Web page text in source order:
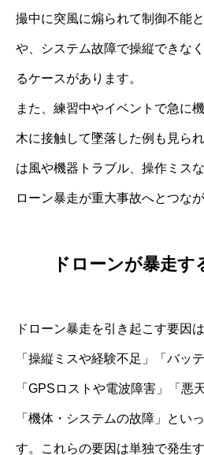
撮中に突風に煽られて制御不能
や、システム故障で操縦できな
るケースがあります。
また、練習中やイベントで急に
木に接触して墜落した例も見ら
は風や機器トラブル、操作ミス
ローン暴走が重大事故へとつな
ドローンが暴走す
ドローン暴走を引き起こす要因
「操縦ミスや経験不足」「バッ
「GPSロストや電波障害」「悪
「機体・システムの故障」とい
す。これらの要因は単独で発生